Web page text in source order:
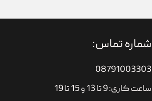
شماره تماس:
08791003303
ساعت کاری: 9 تا 13 و 15 تا 19